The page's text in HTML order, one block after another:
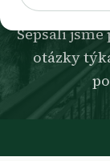
Sepsali jsme
otázky